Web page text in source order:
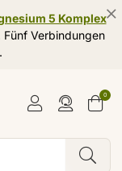
5 Komplex
Verbindungen
0